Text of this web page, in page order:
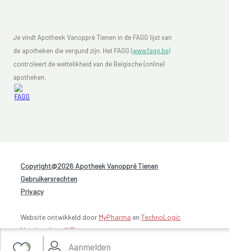
Aanmelden
Je vindt Apotheek Vanoppré Tienen in de FAGG lijst van
de apotheken die vergund zijn. Het FAGG (www.fagg.be)
controleert de wettelikheid van de Belgische (online)
apotheken.
Copyright@2026 Apotheek Vanoppré Tienen
Gebruikersrechten
Privacy
Website ontwikkeld door MyPharma en TechnoLogic
Hosting door @iPower